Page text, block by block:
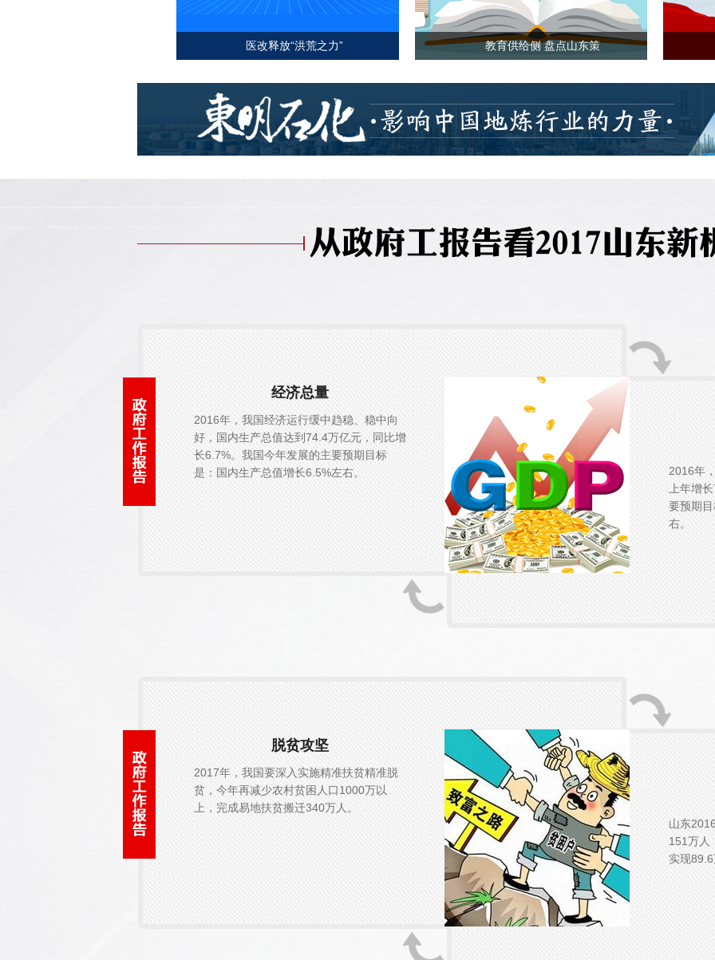
教育供给侧 盘点山东策 供给侧 策动齐鲁
经济总量
2016年，我国经济运行缓中趋稳、稳中向
好，国内生产总值达到74.4万亿元，同比增
长6.7%。我国今年发展的主要预期目标
是：国内生产总值增长6.5%左右。
2016年
上年增
要预期
右。
脱贫攻坚
2017年，我国要深入实施精准扶贫精准脱
贫，今年再减少农村贫困人口1000万以
上，完成易地扶贫搬迁340万人。
山东
151万人
实现